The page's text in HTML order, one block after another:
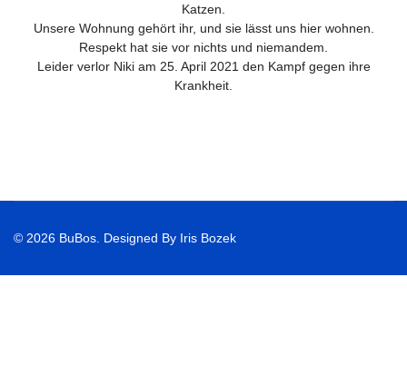
Katzen.
Unsere Wohnung gehört ihr, und sie lässt uns hier wohnen.
Respekt hat sie vor nichts und niemandem.
Leider verlor Niki am 25. April 2021 den Kampf gegen ihre
Krankheit.
© 2026 BuBos. Designed By Iris Bozek